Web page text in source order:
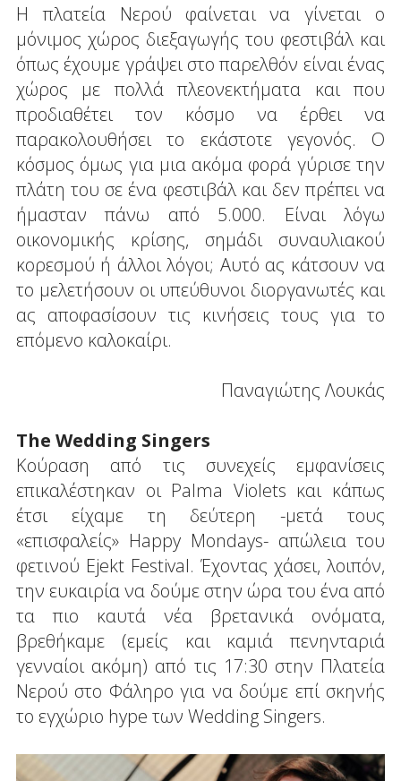
Η πλατεία Νερού φαίνεται να γίνεται ο
μόνιμος χώρος διεξαγωγής του φεστιβάλ και
όπως έχουμε γράψει στο παρελθόν είναι ένας
χώρος με πολλά πλεονεκτήματα και που
προδιαθέτει τον κόσμο να έρθει να
παρακολουθήσει το εκάστοτε γεγονός. Ο
κόσμος όμως για μια ακόμα φορά γύρισε την
πλάτη του σε ένα φεστιβάλ και δεν πρέπει να
ήμασταν πάνω από 5.000. Είναι λόγω
οικονομικής κρίσης, σημάδι συναυλιακού
κορεσμού ή άλλοι λόγοι; Αυτό ας κάτσουν να
το μελετήσουν οι υπεύθυνοι διοργανωτές και
ας αποφασίσουν τις κινήσεις τους για το
επόμενο καλοκαίρι.
Παναγιώτης Λουκάς
The Wedding Singers
Κούραση από τις συνεχείς εμφανίσεις
επικαλέστηκαν οι Palma Violets και κάπως
έτσι είχαμε τη δεύτερη -μετά τους
«επισφαλείς» Happy Mondays- απώλεια του
φετινού Ejekt Festival. Έχοντας χάσει, λοιπόν,
την ευκαιρία να δούμε στην ώρα του ένα από
τα πιο καυτά νέα βρετανικά ονόματα,
βρεθήκαμε (εμείς και καμιά πενηνταριά
γενναίοι ακόμη) από τις 17:30 στην Πλατεία
Νερού στο Φάληρο για να δούμε επί σκηνής
το εγχώριο hype των Wedding Singers.